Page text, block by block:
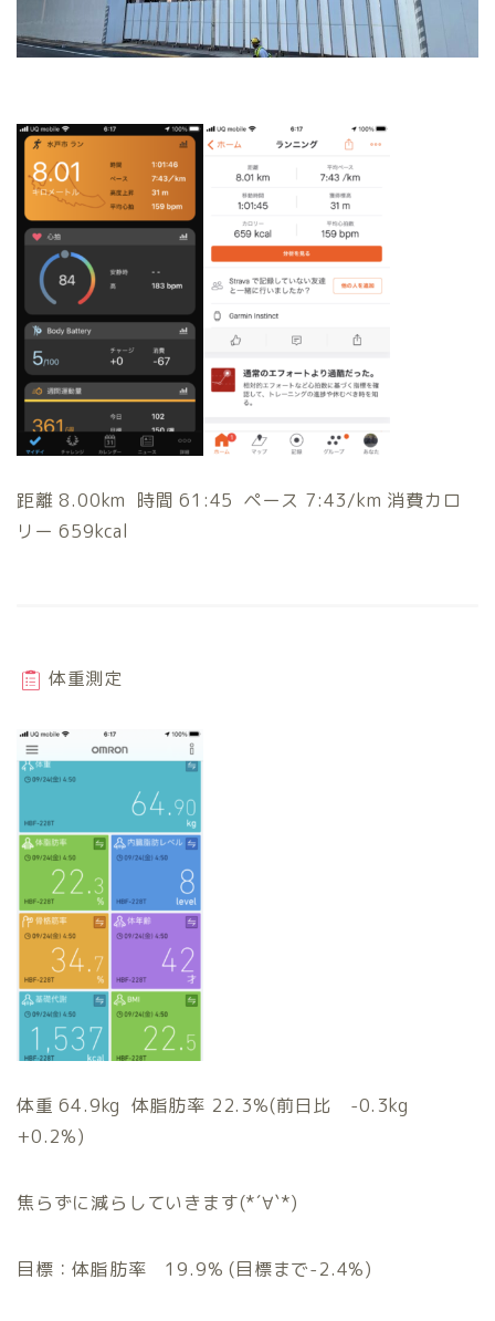
距離 8.00km 時間 61:45 ペース 7:43/km 消費カロ
リー 659kcal
体重測定
体重 64.9kg 体脂肪率 22.3%(前日比 -0.3kg
+0.2%)
焦らずに減らしていきます(*´∀`*)
目標：体脂肪率 19.9% (目標まで-2.4%)